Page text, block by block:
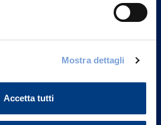
Mostra dettagli
Accetta tutti